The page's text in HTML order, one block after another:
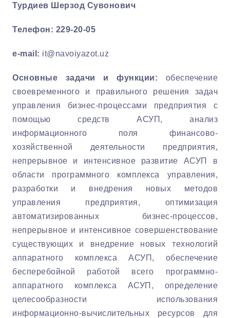
Турдиев Шерзод Сувонович
Телефон: 229-20-05
e-mail : it@navoiyazot.uz
Основные задачи и функции: обеспечение
своевременного и правильного решения задач
управления бизнес-процессами предприятия с
помощью средств АСУП, анализ
информационного поля финансово-
хозяйственной деятельности предприятия,
непрерывное и интенсивное развитие АСУП в
области программного комплекса управления,
разработки и внедрения новых методов
управления предприятия, оптимизация
автоматизированных бизнес-процессов,
непрерывное и интенсивное совершенствование
существующих и внедрение новых технологий
аппаратного комплекса АСУП, обеспечение
бесперебойной работой всего программно-
аппаратного комплекса АСУП, определение
целесообразности использования
информационно-вычислительных ресурсов для